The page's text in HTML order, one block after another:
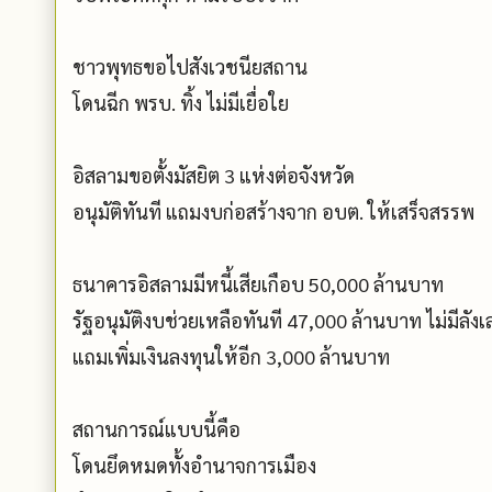
ชาวพุทธขอไปสังเวชนียสถาน
โดนฉีก พรบ. ทิ้ง ไม่มีเยื่อใย
อิสลามขอตั้งมัสยิต 3 แห่งต่อจังหวัด
อนุมัติทันที แถมงบก่อสร้างจาก อบต. ให้เสร็จสรรพ
ธนาคารอิสลามมีหนี้เสียเกือบ 50,000 ล้านบาท
รัฐอนุมัติงบช่วยเหลือทันที 47,000 ล้านบาท ไม่มีลัง
แถมเพิ่มเงินลงทุนให้อีก 3,000 ล้านบาท
สถานการณ์แบบนี้คือ
โดนยึดหมดทั้งอำนาจการเมือง